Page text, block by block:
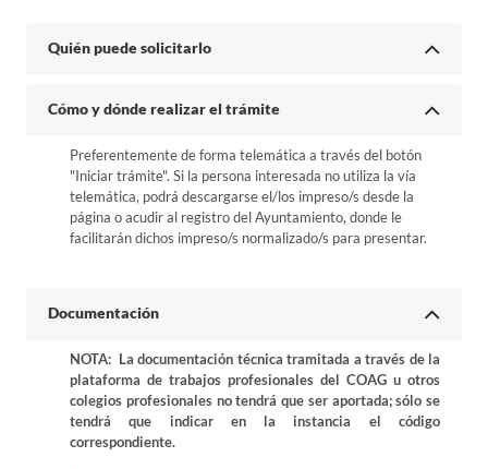
Quién puede solicitarlo
Cómo y dónde realizar el trámite
Preferentemente de forma telemática a través del botón
"Iniciar trámite". Si la persona interesada no utiliza la vía
telemática, podrá descargarse el/los impreso/s desde la
página o acudir al registro del Ayuntamiento, donde le
facilitarán dichos impreso/s normalizado/s para presentar.
Documentación
NOTA: La documentación técnica tramitada a través de la
plataforma de trabajos profesionales del COAG u otros
colegios profesionales no tendrá que ser aportada; sólo se
tendrá que indicar en la instancia el código
correspondiente.